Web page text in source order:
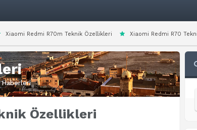
Teknik Özellikleri Xiaomi Redmi R70 Teknik Özellikleri
Haberleri
Özellikleri